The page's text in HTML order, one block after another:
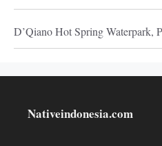
D’Qiano Hot Spring Waterpark,
Nativeindonesia.com